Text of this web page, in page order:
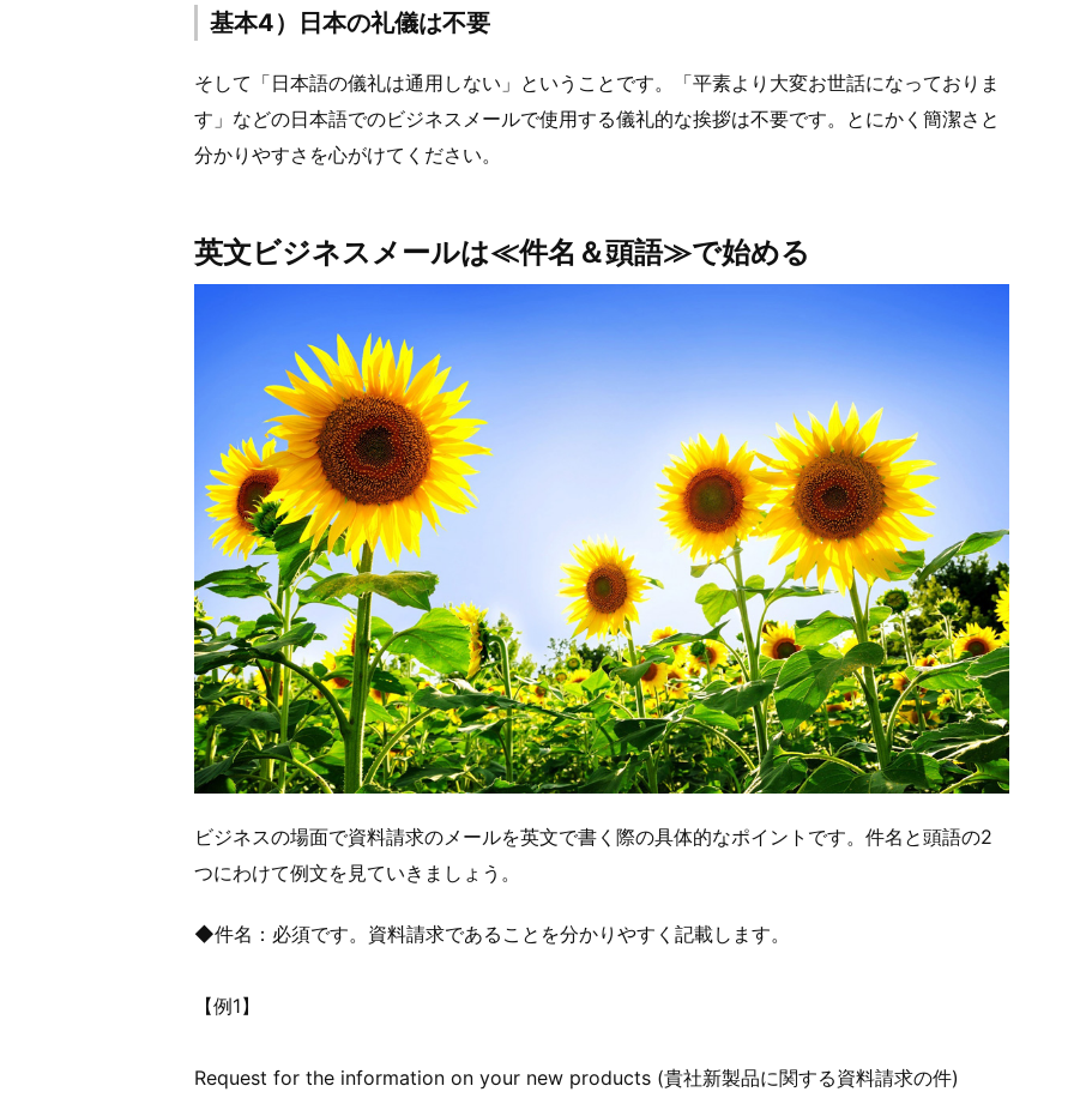
基本4）日本の礼儀は不要
そして「日本語の儀礼は通用しない」ということです。「平素より大変お世話になっておりま
す」などの日本語でのビジネスメールで使用する儀礼的な挨拶は不要です。とにかく簡潔さと
分かりやすさを心がけてください。
英文ビジネスメールは≪件名＆頭語≫で始める
ビジネスの場面で資料請求のメールを英文で書く際の具体的なポイントです。件名と頭語の2
つにわけて例文を見ていきましょう。
◆件名：必須です。資料請求であることを分かりやすく記載します。
【例1】
Request for the information on your new products (貴社新製品に関する資料請求の件)